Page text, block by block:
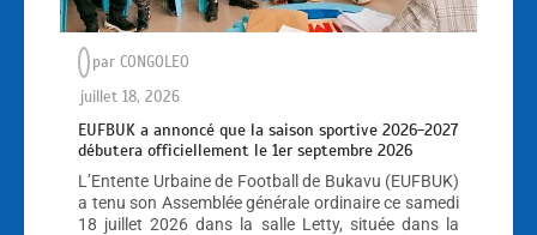
par CONGOLEO
juillet 18, 2026
EUFBUK a annoncé que la saison sportive 2026-2027
débutera officiellement le 1er septembre 2026
L’Entente Urbaine de Football de Bukavu (EUFBUK)
a tenu son Assemblée générale ordinaire ce samedi
18 juillet 2026 dans la salle Letty, située dans la